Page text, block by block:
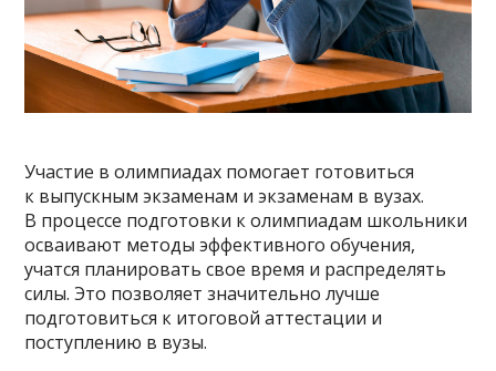
Участие в олимпиадах помогает готовиться
к выпускным экзаменам и экзаменам в вузах.
В процессе подготовки к олимпиадам школьники
осваивают методы эффективного обучения,
учатся планировать свое время и распределять
силы. Это позволяет значительно лучше
подготовиться к итоговой аттестации и
поступлению в вузы.